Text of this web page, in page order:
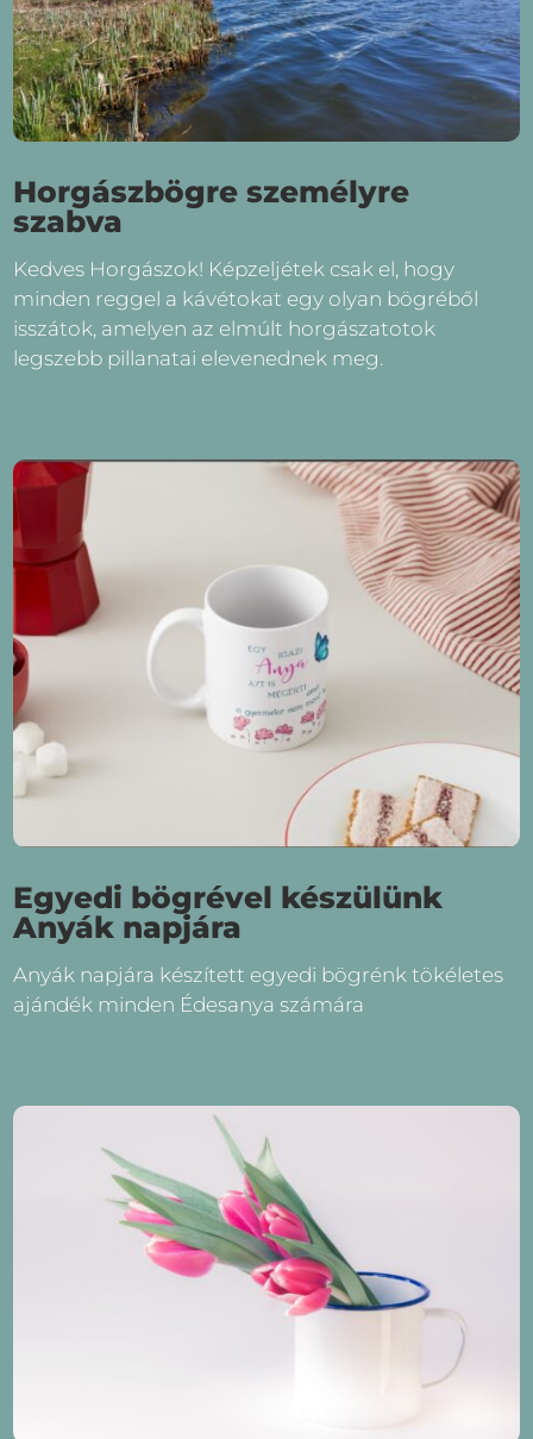
Horgászbögre személyre
szabva
Kedves Horgászok! Képzeljétek csak el, hogy
minden reggel a kávétokat egy olyan bögréből
isszátok, amelyen az elmúlt horgászatotok
legszebb pillanatai elevenednek meg.
Egyedi bögrével készülünk
Anyák napjára
Anyák napjára készített egyedi bögrénk tökéletes
ajándék minden Édesanya számára